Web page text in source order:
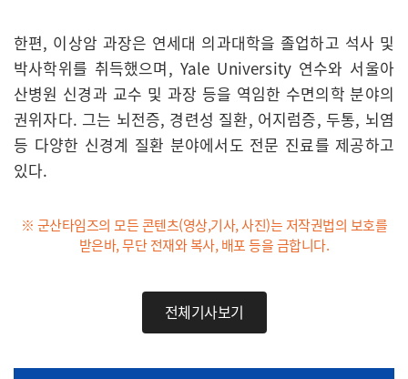
한편, 이상암 과장은 연세대 의과대학을 졸업하고 석사 및
박사학위를 취득했으며, Yale University 연수와 서울아
산병원 신경과 교수 및 과장 등을 역임한 수면의학 분야의
권위자다. 그는 뇌전증, 경련성 질환, 어지럼증, 두통, 뇌염
등 다양한 신경계 질환 분야에서도 전문 진료를 제공하고
있다.
※ 군산타임즈의 모든 콘텐츠(영상,기사, 사진)는 저작권법의 보호를
받은바, 무단 전재와 복사, 배포 등을 금합니다.
전체기사보기